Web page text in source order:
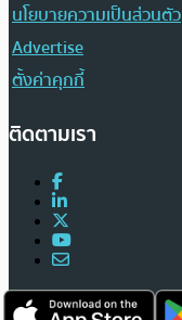
นโยบายความเป็นส่วนตัว
Advertise
ตั้งค่าคุกกี้
ติดตามเรา